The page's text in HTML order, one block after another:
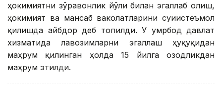
ҳокимиятни зўравонлик йўли билан эгаллаб олиш,
ҳокимият ва мансаб ваколатларини суиистеъмол
қилишда айбдор деб топилди. У умрбод давлат
хизматида лавозимларни эгаллаш ҳуқуқидан
маҳрум қилинган ҳолда 15 йилга озодликдан
маҳрум этилди.